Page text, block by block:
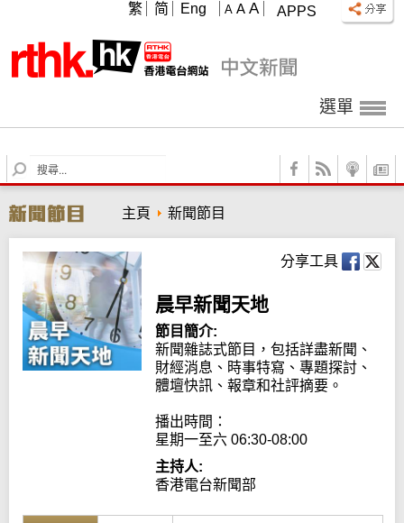
APPS
A A A
繁 简 Eng
選單
S
e
r
c
h
主頁 新聞節目
分享工具
晨早新聞天地
節目簡介:
新聞雜誌式節目，包括詳盡新聞、
財經消息、時事特寫、專題探討、
體壇快訊、報章和社評摘要。
播出時間：
星期一至六 06:30-08:00
主持人:
香港電台新聞部